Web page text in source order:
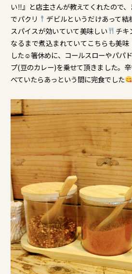
い‼』と店主さんが教えてくれたので
でパクリ
デビルというだけあって結
スパイスが効いていて美味しい
チキ
なるまで煮込まれていてこちらも美味
した☺箸休めに、コールスローやパパ
プ(豆のカレー)を乗せて頂きました。
べていたらあっという間に完食でした